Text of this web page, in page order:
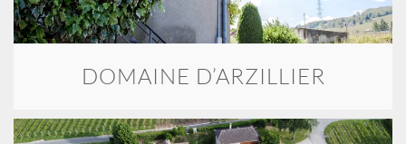
DOMAINE D’ARZILLIER